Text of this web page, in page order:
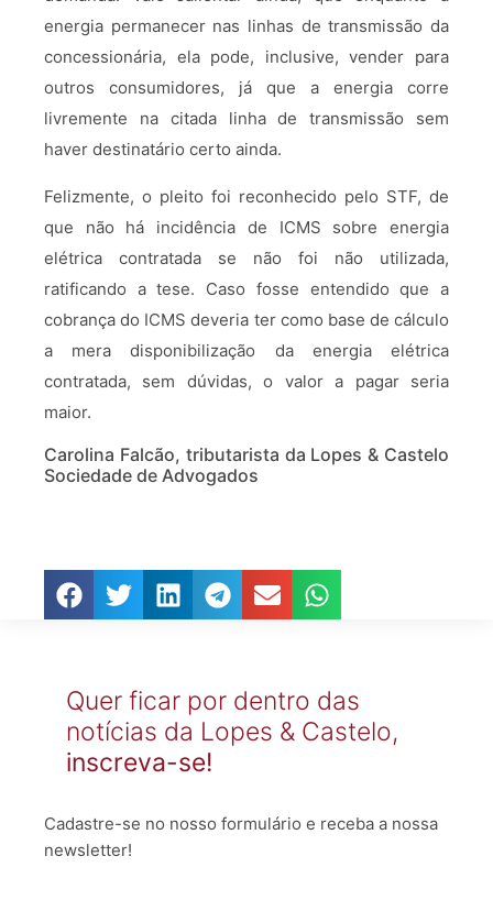
energia permanecer nas linhas de transmissão da
concessionária, ela pode, inclusive, vender para
outros consumidores, já que a energia corre
livremente na citada linha de transmissão sem
haver destinatário certo ainda.
Felizmente, o pleito foi reconhecido pelo STF, de
que não há incidência de ICMS sobre energia
elétrica contratada se não foi não utilizada,
ratificando a tese. Caso fosse entendido que a
cobrança do ICMS deveria ter como base de cálculo
a mera disponibilização da energia elétrica
contratada, sem dúvidas, o valor a pagar seria
maior.
Carolina Falcão, tributarista da Lopes & Castelo
Sociedade de Advogados
Quer ficar por dentro das
notícias da Lopes & Castelo,
inscreva-se!
Cadastre-se no nosso formulário e receba a nossa
newsletter!